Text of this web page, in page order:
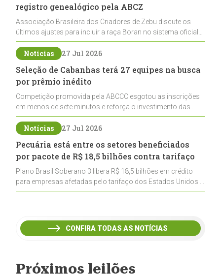
registro genealógico pela ABCZ
Associação Brasileira dos Criadores de Zebu discute os
últimos ajustes para incluir a raça Boran no sistema oficial
de registros, abrindo caminho para sua expansão na
pecuária nacional
Notícias 27 Jul 2026
Seleção de Cabanhas terá 27 equipes na busca
por prêmio inédito
Competição promovida pela ABCCC esgotou as inscrições
em menos de sete minutos e reforça o investimento das
cabanhas na seleção genética de Cavalos Crioulos voltados
ao laço
Notícias 27 Jul 2026
Pecuária está entre os setores beneficiados
por pacote de R$ 18,5 bilhões contra tarifaço
Plano Brasil Soberano 3 libera R$ 18,5 bilhões em crédito
para empresas afetadas pelo tarifaço dos Estados Unidos e
inclui a pecuária entre os setores estratégicos
CONFIRA TODAS AS NOTÍCIAS
Próximos leilões